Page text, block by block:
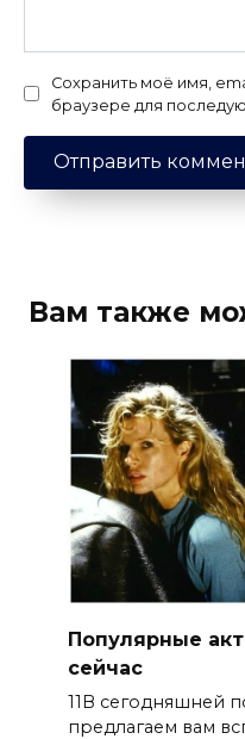
Сохранить моё имя,
браузере для
Вам также
Популярные
сейчас
11В сегодняшней
предлагаем вам